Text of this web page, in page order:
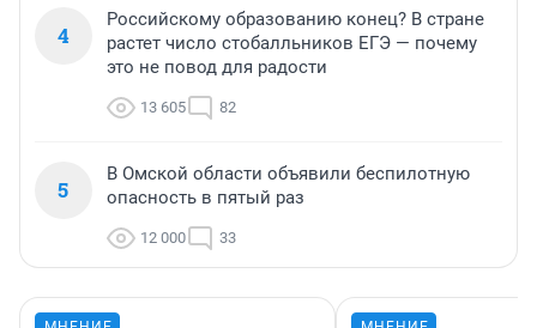
4
Российскому образованию конец? В стране
растет число стобалльников ЕГЭ — почему
это не повод для радости
13 605 82
5
В Омской области объявили беспилотную
опасность в пятый раз
12 000 33